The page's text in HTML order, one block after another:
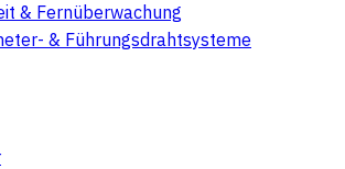
& Fernüberwachung
& Führungsdrahtsysteme